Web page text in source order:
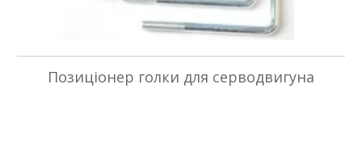
Позиціонер голки для серводвигуна